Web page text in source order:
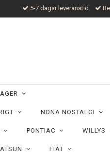
5-7 dagar leveranstid
NONA NOSTALGI
PONTIAC WILLYS
FIAT